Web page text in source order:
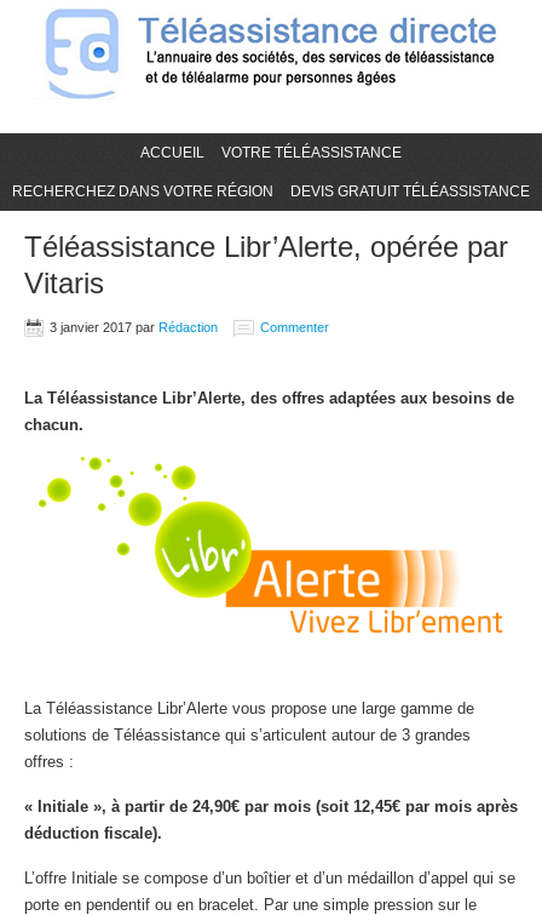
ACCUEIL VOTRE TÉLÉASSISTANCE
RECHERCHEZ DANS VOTRE RÉGION DEVIS GRATUIT TÉLÉASSISTANCE
Téléassistance Libr’Alerte, opérée par
Vitaris
3 janvier 2017 par Rédaction Commenter
La Téléassistance Libr’Alerte, des offres adaptées aux besoins de
chacun.
La Téléassistance Libr’Alerte vous propose une large gamme de
solutions de Téléassistance qui s’articulent autour de 3 grandes
offres :
« Initiale », à partir de 24,90€ par mois (soit 12,45€ par mois après
déduction fiscale).
L’offre Initiale se compose d’un boîtier et d’un médaillon d’appel qui se
porte en pendentif ou en bracelet. Par une simple pression sur le